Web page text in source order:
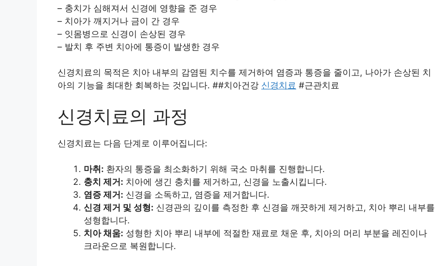
– 충치가 심해져서 신경에 영향을 준 경우
– 치아가 깨지거나 금이 간 경우
– 잇몸병으로 신경이 손상된 경우
– 발치 후 주변 치아에 통증이 발생한 경우
신경치료의 목적은 치아 내부의 감염된 치수를 제거하여 염증과 통증을 줄이고, 나아가 손상된 치
아의 기능을 최대한 회복하는 것입니다. ##치아건강 신경치료 #근관치료
신경치료의 과정
신경치료는 다음 단계로 이루어집니다:
마취: 환자의 통증을 최소화하기 위해 국소 마취를 진행합니다.
충치 제거: 치아에 생긴 충치를 제거하고, 신경을 노출시킵니다.
염증 제거: 신경을 소독하고, 염증을 제거합니다.
신경 제거 및 성형: 신경관의 깊이를 측정한 후 신경을 깨끗하게 제거하고, 치아 뿌리 내부를
성형합니다.
치아 채움: 성형한 치아 뿌리 내부에 적절한 재료로 채운 후, 치아의 머리 부분을 레진이나
크라운으로 복원합니다.